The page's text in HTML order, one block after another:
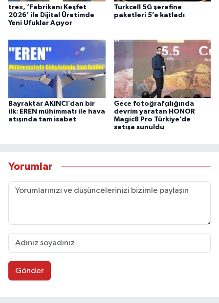
trex, ‘Fabrikanı Keşfet
2026’ ile Dijital Üretimde
Yeni Ufuklar Açıyor
Turkcell 5G şerefine
paketleri 5’e katladı
Bayraktar AKINCI’dan bir
ilk: EREN mühimmatı ile hava
atışında tam isabet
Gece fotoğrafçılığında
devrim yaratan HONOR
Magic8 Pro Türkiye’de
satışa sunuldu
Yorumlar
Gönder